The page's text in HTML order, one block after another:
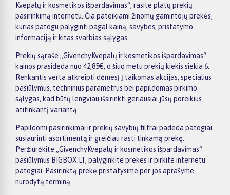
Kvepalų ir kosmetikos išpardavimas“, rasite platų prekių
pasirinkimą internetu. Čia pateikiami žinomų gamintojų prekės,
kurias patogu palyginti pagal kainą, savybes, pristatymo
informaciją ir kitas svarbias sąlygas.
Prekių sąraše „GivenchyKvepalų ir kosmetikos išpardavimas“
kainos prasideda nuo 42,85€, o šiuo metu prekių kiekis siekia 6.
Renkantis verta atkreipti dėmesį į taikomas akcijas, specialius
pasiūlymus, techninius parametrus bei papildomas pirkimo
sąlygas, kad būtų lengviau išsirinkti geriausiai jūsų poreikius
atitinkantį variantą.
Papildomi pasirinkimai ir prekių savybių filtrai padeda patogiai
susiaurinti asortimentą ir greičiau rasti tinkamą prekę.
Peržiūrėkite „GivenchyKvepalų ir kosmetikos išpardavimas“
pasiūlymus BIGBOX.LT, palyginkite prekes ir pirkite internetu
patogiai. Pasirinktą prekę pristatysime per jos aprašyme
nurodytą terminą.